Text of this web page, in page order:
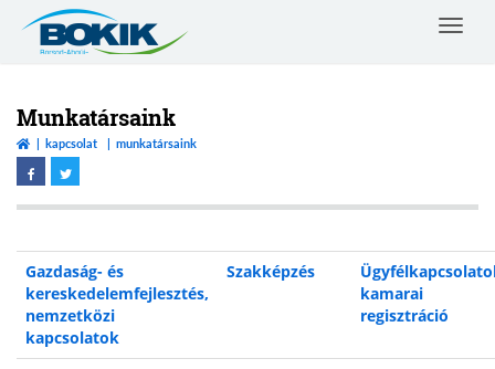
Zemplén
Vármegyei
Kereskedelmi
és
Toggle
Munkatársaink
kapcsolat munkatársaink
Gazdaság- és
kereskedelemfejlesztés,
nemzetközi
kapcsolatok
Szakképzés
kamarai
regisztráció